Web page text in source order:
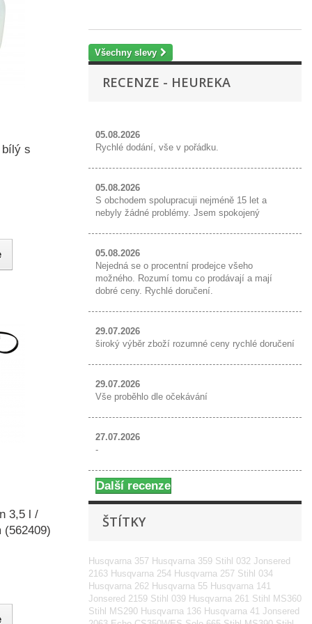
bílý s
3,5 l /
Všechny slevy
RECENZE - HEUREKA
05.08.2026
Rychlé dodání, vše v pořádku.
05.08.2026
S obchodem spolupracuji nejméně 15 let a
nebyly žádné problémy. Jsem spokojený
05.08.2026
Nejedná se o procentní prodejce všeho
možného. Rozumí tomu co prodávají a mají
dobré ceny. Rychlé doručení.
29.07.2026
široký výběr zboží rozumné ceny rychlé doručení
29.07.2026
Vše proběhlo dle očekávání
27.07.2026
-
Další recenze
ŠTÍTKY
Husqvarna 357 Husqvarna 359 Stihl 032 Jonsered
2163 Husqvarna 254 Husqvarna 257 Stihl 034
Husqvarna 262 Husqvarna 55 Husqvarna 141
Jonsered 2159 Stihl 039 Husqvarna 261 Stihl MS360
Stihl MS290 Husqvarna 136 Husqvarna 41 Jonsered